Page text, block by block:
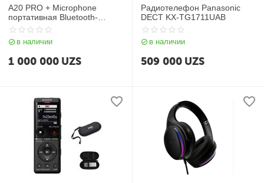
A20 PRO + Microphone
портативная Bluetooth-
колонка
в наличии
1 000 000 UZS
Радиотелефон Panasonic
DECT KX-TG1711UAB
в наличии
509 000 UZS